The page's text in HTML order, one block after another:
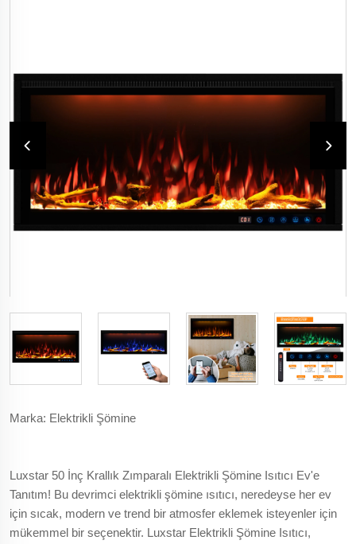
Marka: Elektrikli Şömine
Luxstar 50 İnç Krallık Zımparalı Elektrikli Şömine Isıtıcı Ev'e
Tanıtım! Bu devrimci elektrikli şömine ısıtıcı, neredeyse her ev
için sıcak, modern ve trend bir atmosfer eklemek isteyenler için
mükemmel bir seçenektir. Luxstar Elektrikli Şömine Isıtıcı,